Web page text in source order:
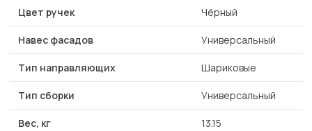
Цвет ручек Чёрный
Навес фасадов Универсальный
Тип направляющих Шариковые
Тип сборки Универсальный
Вес, кг 13.15